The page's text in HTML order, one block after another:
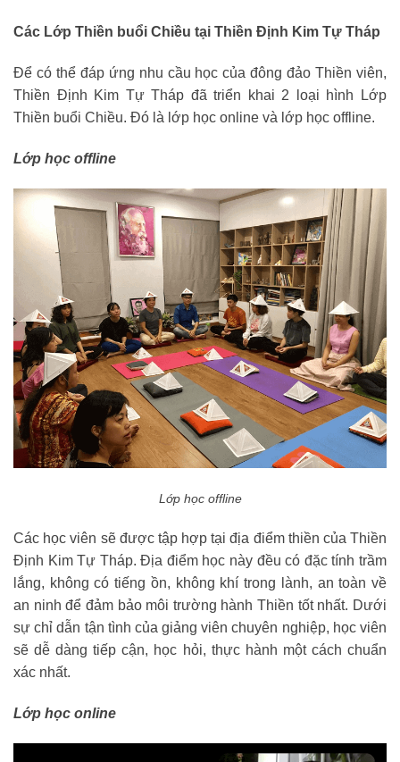
Các Lớp Thiền buổi Chiều tại Thiền Định Kim Tự Tháp
Để có thể đáp ứng nhu cầu học của đông đảo Thiền viên,
Thiền Định Kim Tự Tháp đã triển khai 2 loại hình Lớp
Thiền buổi Chiều. Đó là lớp học online và lớp học offline.
Lớp học offline
Lớp học offline
Các học viên sẽ được tập hợp tại địa điểm thiền của Thiền
Định Kim Tự Tháp. Địa điểm học này đều có đặc tính trầm
lắng, không có tiếng ồn, không khí trong lành, an toàn về
an ninh để đảm bảo môi trường hành Thiền tốt nhất. Dưới
sự chỉ dẫn tận tình của giảng viên chuyên nghiệp, học viên
sẽ dễ dàng tiếp cận, học hỏi, thực hành một cách chuẩn
xác nhất.
Lớp học online